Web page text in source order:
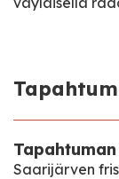
Saarijärven